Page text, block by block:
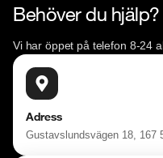
Behöver du hjälp?
Vi har öppet på telefon 8-24
Adress
Gustavslundsvägen 18, 167